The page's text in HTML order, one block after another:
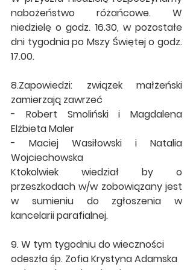
nabożeństwo różańcowe. W
niedzielę o godz. 16.30, w pozostałe
dni tygodnia po Mszy Świętej o godz.
17.00.
8.Zapowiedzi: związek małżeński
zamierzają zawrzeć
- Robert Smoliński i Magdalena
Elżbieta Maler
- Maciej Wasiłowski i Natalia
Wojciechowska
Ktokolwiek wiedział by o
przeszkodach w/w zobowiązany jest
w sumieniu do zgłoszenia w
kancelarii parafialnej.
9. W tym tygodniu do wieczności
odeszła śp. Zofia Krystyna Adamska